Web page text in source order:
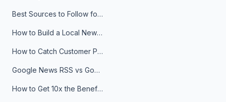
Best Sources to Follow for Crypto News in Your Reader (2026)
How to Build a Local News Hub That Updates Itself
How to Catch Customer Problems Before They Become Support Tickets
Google News RSS vs Google Alerts: Which Is Better for News Monitoring?
How to Get 10x the Benefits of Google Alerts